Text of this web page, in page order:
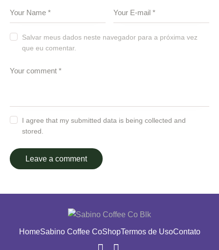
Salvar meus dados neste navegador para a próxima vez
que eu comentar.
I agree that my submitted data is being collected and
stored.
HomeSabino Coffee CoShopTermos de UsoContato